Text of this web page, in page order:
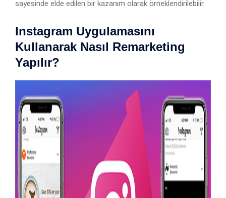
sayesinde elde edilen bir kazanım olarak örneklendirilebilir.
Instagram Uygulamasını
Kullanarak Nasıl Remarketing
Yapılır?